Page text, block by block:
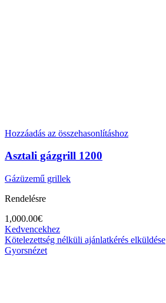
Hozzáadás az összehasonlításhoz
Asztali gázgrill 1200
Gázüzemű grillek
Rendelésre
1,000.00€
Kedvencekhez
Kötelezettség nélküli ajánlatkérés elküldése
Gyorsnézet